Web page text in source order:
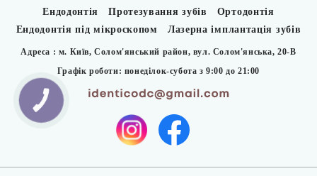
Ендодонтія
Протезування зубів
Ортодонтія
Ендодонтія під мікроскопом
Лазерна імплантація зубів
Адреса : м. Київ, Солом'янський район, вул. Солом'янська, 20-В
Графік роботи: понеділок-субота з 9:00 до 21:00